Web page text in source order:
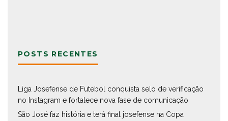
POSTS RECENTES
Liga Josefense de Futebol conquista selo de verificação
no Instagram e fortalece nova fase de comunicação
São José faz história e terá final josefense na Copa